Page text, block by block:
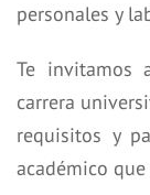
personales y
Te invitamos
carrera
requisitos y
académico